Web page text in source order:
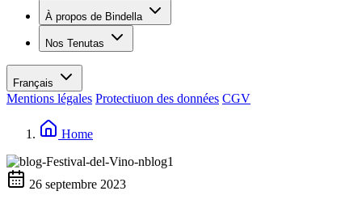
Postes vacants
Apprenants
Vos avantages
Valeurs
Personne de contact
À propos de Bindella
Vue d’ensemble
Histoire
Médias
Les Moby Dicks
Contacts
Durabilité
Nos Tenutas
Tenuta Vergaia
Français
Mentions légales Protectiuon des données CGV
Home
26 septembre 2023